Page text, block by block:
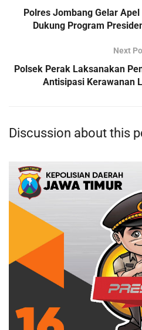
Polres Jombang Gelar
Dukung Program
Next
Polsek Perak Laksanakan
Antisipasi Kerawanan
Discussion about this